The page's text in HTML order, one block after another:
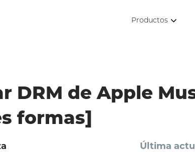
Productos
DRM de Apple
formas]
Última